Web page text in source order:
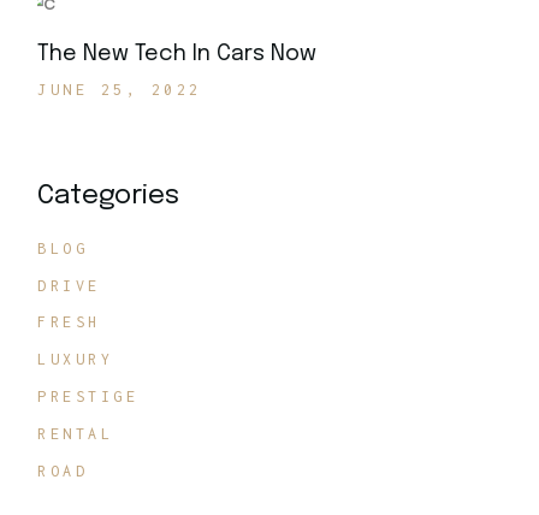
The New Tech In Cars Now
JUNE 25, 2022
Categories
BLOG
DRIVE
FRESH
LUXURY
PRESTIGE
RENTAL
ROAD